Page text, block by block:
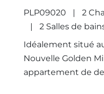
PLP09020
2
2 Salles de
Idéalement situé
Nouvelle Golden
appartement de